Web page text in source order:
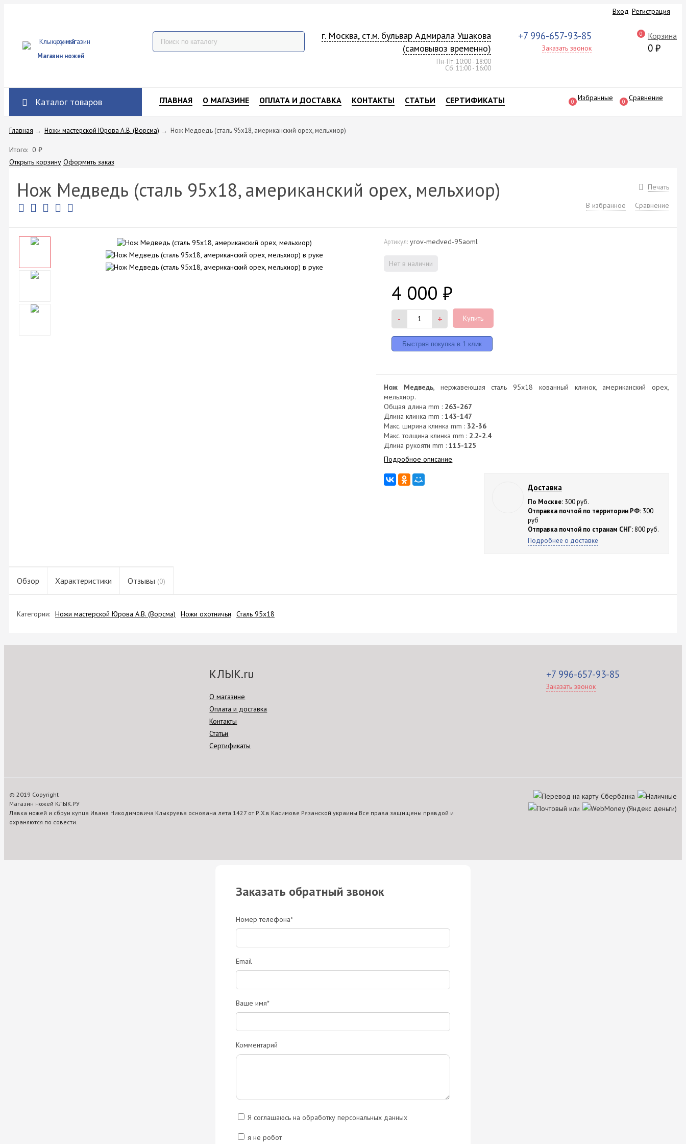
Вход Регистрация
Магазин ножей
г. Москва, ст.м. бульвар Адмирала Ушакова
(самовывоз временно)
Пн-Пт: 10:00 - 18:00
Сб: 11:00 - 16:00
+7 996-657-93-85
Заказать звонок
0 Корзина
0 ₽
Каталог товаров ГЛАВНАЯ О МАГАЗИНЕ ОПЛАТА И ДОСТАВКА КОНТАКТЫ СТАТЬИ СЕРТИФИКАТЫ 0 Избранные 0 Сравнение
Главная → Ножи мастерской Юрова А.В. (Ворсма) → Нож Медведь (сталь 95х18, американский орех, мельхиор)
Итого: 0 ₽
Открыть корзину Оформить заказ
Печать
Нож Медведь (сталь 95х18, американский орех, мельхиор)
В избранное Сравнение
Артикул: yrov-medved-95aoml
Нет в наличии
4 000 ₽
- + Купить
Нож Медведь , нержавеющая сталь 95х18 кованный клинок, американский орех,
мельхиор.
Общая длина mm : 263-267
Длина клинка mm :143-147
Макс. ширина клинка mm : 32-36
Макс. толщина клинка mm : 2.2-2.4
Длина рукояти mm :115-125
Подробное описание
Доставка
По Москве:300 руб.
Отправка почтой по территории РФ:300
руб
Отправка почтой по странам СНГ:800 руб.
Подробнее о доставке
Обзор Характеристики Отзывы (0)
Категории: Ножи мастерской Юрова А.В. (Ворсма) Ножи охотничьи Сталь 95х18
КЛЫК.ru
О магазине
Оплата и доставка
Контакты
Статьи
Сертификаты
+7 996-657-93-85
Заказать звонок
© 2019 Copyright
Магазин ножей КЛЫК.РУ
Лавка ножей и сбруи купца Ивана Никодимовича Клыкруева основана лета 1427 от Р.Х.в Касимове Рязанской украины Все права защищены правдой и
охраняются по совести.
Заказать обратный звонок
Номер телефона*
Email
Ваше имя*
Комментарий
Я соглашаюсь на обработку персональных данных
я не робот